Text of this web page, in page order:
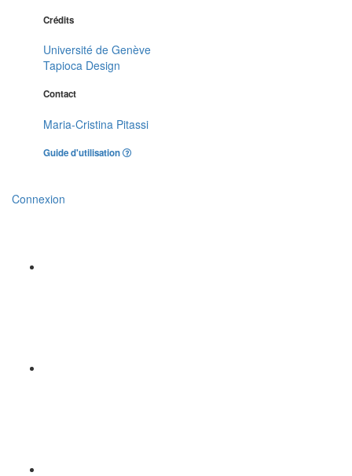
Crédits
Université de Genève
Tapioca Design
Contact
Maria-Cristina Pitassi
Guide d'utilisation
Connexion